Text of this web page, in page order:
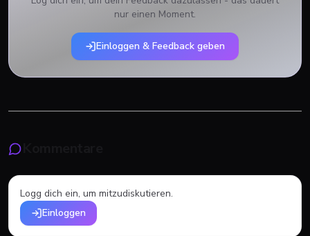
nur einen Moment.
Einloggen & Feedback geben
Logg dich ein, um mitzudiskutieren.
Einloggen